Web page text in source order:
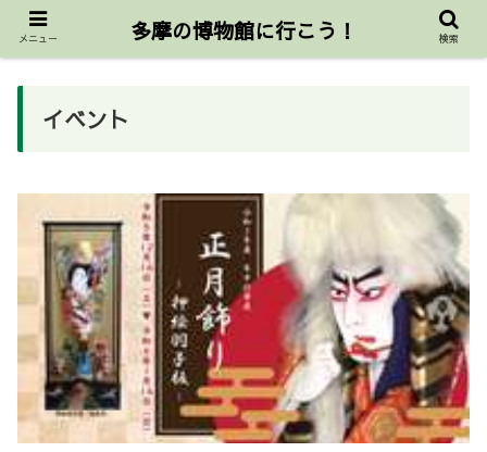
イベント
メニュー 多摩の博物館に行こう！ 検索